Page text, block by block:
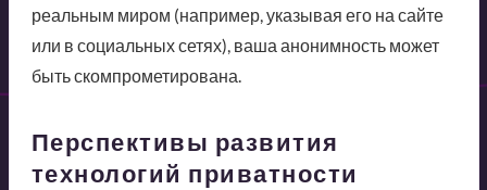
реальным миром (например, указывая его на сайте
или в социальных сетях), ваша анонимность может
быть скомпрометирована.
Перспективы развития
технологий приватности